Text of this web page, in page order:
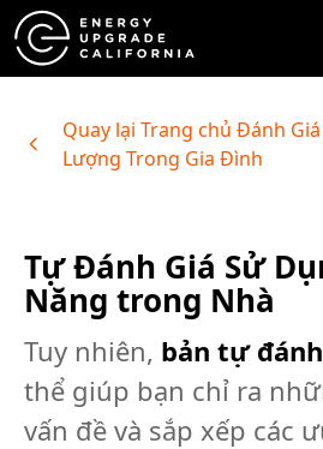
Quay lại Trang chủ Đánh
Lượng Trong Gia Đình
Tự Đánh Giá Sử
Năng trong Nhà
Tuy nhiên, bản tự
thể giúp bạn chỉ ra
vấn đề và sắp xếp các